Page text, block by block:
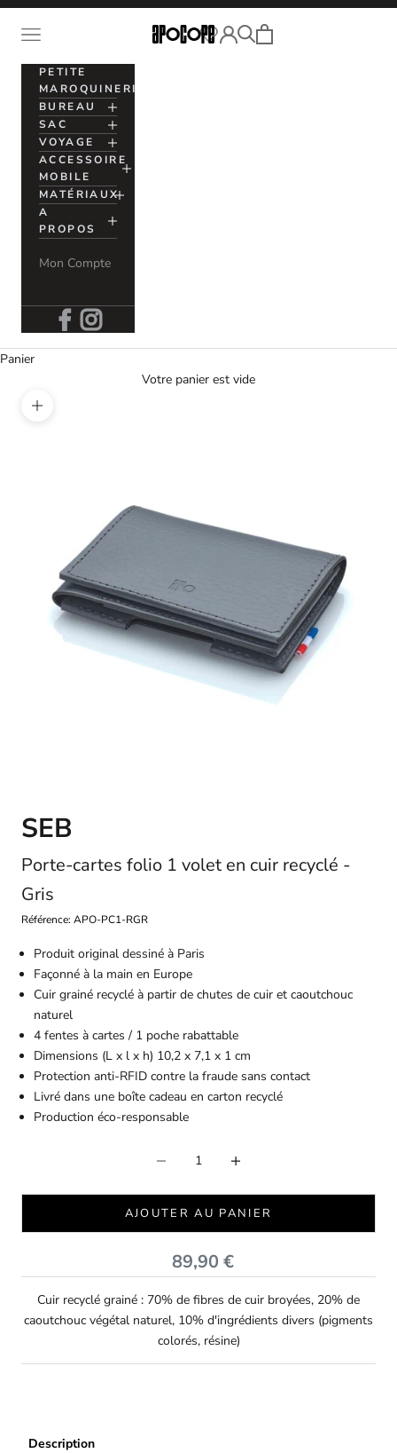
Passer au contenu
Apocope
Ouvrir la navigation Ouvrir le compte utilisation
Ouvrir la recherche
Voir le panier
PETITE
MAROQUINERIE
BUREAU
SAC
VOYAGE
ACCESSOIRE
MOBILE
MATÉRIAUX
A
PROPOS
Mon Compte
Panier
Votre panier est vide
Zoomer sur l'image
SEB
Porte-cartes folio 1 volet en cuir recyclé -
Gris
Référence: APO-PC1-RGR
Produit original dessiné à Paris
Façonné à la main en Europe
Cuir grainé recyclé à partir de chutes de cuir et caoutchouc
naturel
4 fentes à cartes / 1 poche rabattable
Dimensions (L x l x h) 10,2 x 7,1 x 1 cm
Protection anti-RFID contre la fraude sans contact
Livré dans une boîte cadeau en carton recyclé
Production éco-responsable
AJOUTER AU PANIER
Prix de vente
89,90 €
Cuir recyclé grainé : 70% de fibres de cuir broyées, 20% de
caoutchouc végétal naturel, 10% d'ingrédients divers (pigments
colorés, résine)
Description